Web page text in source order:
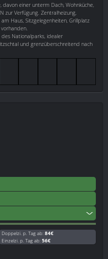
einer unterm Dach, Wohnküche,
zur Verfügung. Zentralheizung,
Haus, Sitzgelegenheiten, Grillplatz
Nationalparks, idealer
und grenzüberschreitend nach
Doppelzi. p. Tag ab: 84€
Einzelzi. p. Tag ab: 56€